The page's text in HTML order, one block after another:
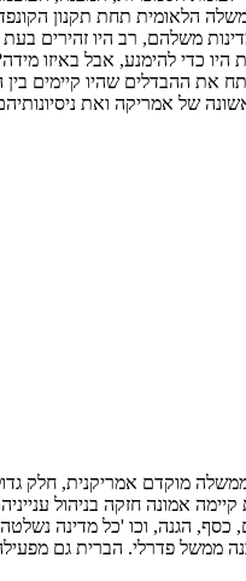
הלאומית תחת תקנון
משלהם, רב היו זהירים
היו כדי להימנע, אבל באיזו
את ההבדלים שהיו קיימים
מוקדם אמריקנית, חלק
אמונה חזקה בניהול
כסף, הגנה, וכו 'כל מדינה
ממשל פדרלי. הברית גם